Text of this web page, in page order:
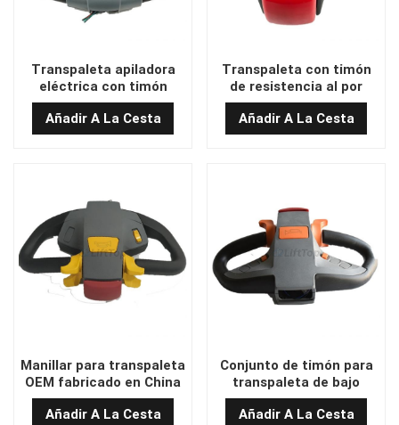
Transpaleta apiladora
eléctrica con timón
CPD1016
Añadir A La Cesta
Transpaleta con timón
de resistencia al por
mayor
Añadir A La Cesta
Manillar para transpaleta
OEM fabricado en China
TEMO-200
Añadir A La Cesta
Conjunto de timón para
transpaleta de bajo
precio, fabricado en
China TEMO-600
Añadir A La Cesta